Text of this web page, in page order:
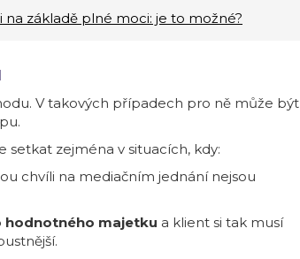
základě plné moci: je to možné?
V takových případech pro ně může být
zejména v situacích, kdy:
chvíli na mediačním jednání nejsou
hodnotného majetku a klient si tak musí